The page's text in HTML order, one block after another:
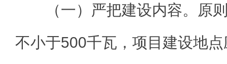
（一）严把建设内容。原
不小于500千瓦，项目建设地